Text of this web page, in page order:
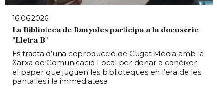
16.06.2026
La Biblioteca de Banyoles participa a la docusèrie
"Lletra B"
Es tracta d’una coproducció de Cugat Mèdia amb la
Xarxa de Comunicació Local per donar a conèixer
el paper que juguen les biblioteques en l’era de les
pantalles i la immediatesa.